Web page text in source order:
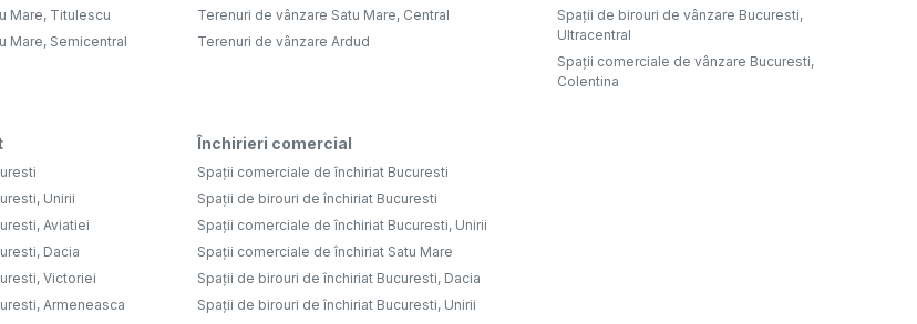
Mare, Titulescu
Mare, Semicentral
Terenuri de vânzare Satu Mare, Central
Terenuri de vânzare Ardud
Spații de birouri de vânzare Bucuresti,
Ultracentral
Spații comerciale de vânzare Bucuresti,
Colentina
Unirii
Aviatiei
Dacia
Victoriei
Armeneasca
Închirieri comercial
Spații comerciale de închiriat Bucuresti
Spații de birouri de închiriat Bucuresti
Spații comerciale de închiriat Bucuresti, Unirii
Spații comerciale de închiriat Satu Mare
Spații de birouri de închiriat Bucuresti, Dacia
Spații de birouri de închiriat Bucuresti, Unirii